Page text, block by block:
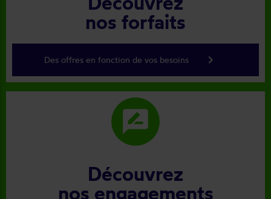
nos forfaits
Des offres en fonction de vos besoins keyboard_arrow_right
rate_review
Découvrez
nos engagements